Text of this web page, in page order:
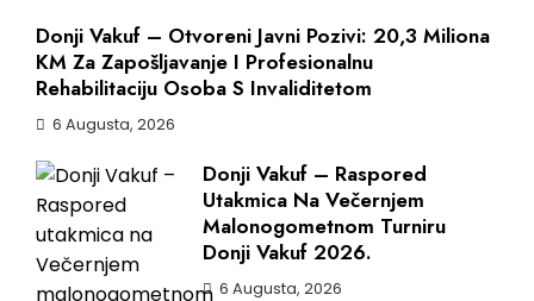
Donji Vakuf – Otvoreni Javni Pozivi: 20,3 Miliona
KM Za Zapošljavanje I Profesionalnu
Rehabilitaciju Osoba S Invaliditetom
6 Augusta, 2026
Donji Vakuf – Raspored
Utakmica Na Večernjem
Malonogometnom Turniru
Donji Vakuf 2026.
6 Augusta, 2026